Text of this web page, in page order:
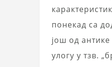
понекад са
још од
улогу у тзв.